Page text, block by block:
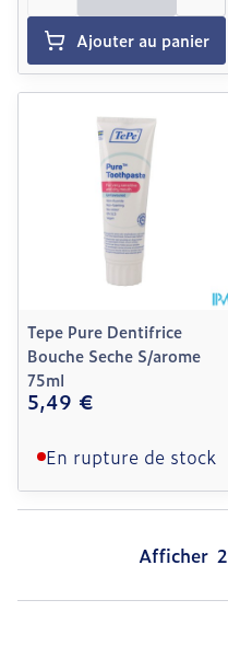
Ajouter au panier
Tepe Pure Dentifrice
Bouche Seche S/arome
75ml
5,49 €
En rupture de stock
Afficher